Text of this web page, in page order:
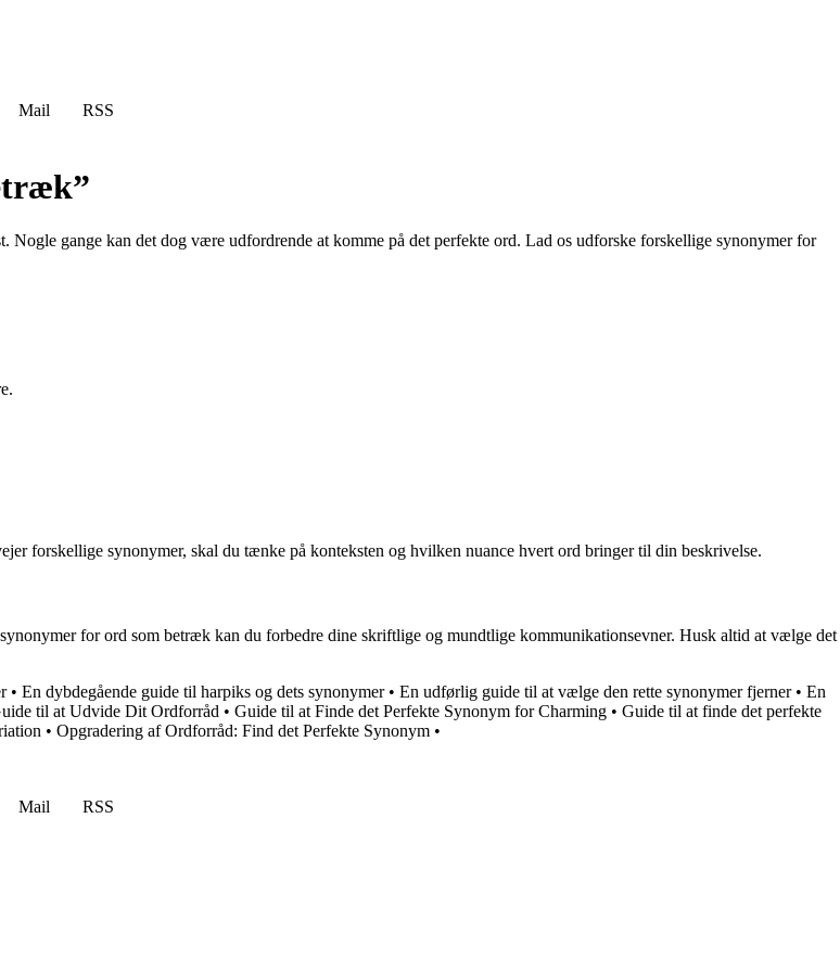
Mail
RSS
gange kan det dog være udfordrende at komme på det perfekte ord. Lad os udforske forskellige synonymer for
forskellige synonymer, skal du tænke på konteksten og hvilken nuance hvert ord bringer til din beskrivelse.
for ord som betræk kan du forbedre dine skriftlige og mundtlige kommunikationsevner. Husk altid at vælge det
• En dybdegående guide til harpiks og dets synonymer• En udførlig guide til at vælge den rette synonymer fjerner• En
til at Udvide Dit Ordforråd • Guide til at Finde det Perfekte Synonym for Charming • Guide til at finde det perfekte
• Opgradering af Ordforråd: Find det Perfekte Synonym •
Mail
RSS